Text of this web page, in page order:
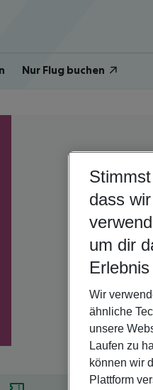
Nur Flug buchen
dass
um dir
Wir
ähnliche
unsere
Laufen zu
können wir
Plattform